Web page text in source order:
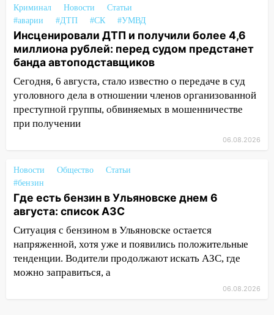
из Европы и потерял 760 тысяч рублей
12:20 В Чердаклинском районе
столкнулись «Лада» и Chevrolet:
пострадал 14-летний подросток
12:00
Где есть бензин в Ульяновске 7
августа: список АЗС
11:50 Заснул рядом с ребёнком и
случайно задушил его: суд вынес
11:38
В Ленинском районе пожар
полностью уничтожил дачный дом и
сарай
11:38 В Госдуме предложили отменить
ЕГЭ с 2027 года
11:25 В Ульяновске ИИ будет выявлять
нарушителей на контейнерных
площадках
Криминал Новости
Статьи
#аварии
#ДТП #СК #УМВД
Инсценировали ДТП и получили более 4,6
миллиона рублей: перед судом предстанет
банда автоподставщиков
Сегодня, 6 августа, стало известно о передаче в суд
уголовного дела в отношении членов организованной
преступной группы, обвиняемых в мошенничестве
при получении
06.08.2026
Новости Общество
Статьи
#бензин
Где есть бензин в Ульяновске днем 6
августа: список АЗС
Ситуация с бензином в Ульяновске остается
напряженной, хотя уже и появились положительные
тенденции. Водители продолжают искать АЗС, где
можно заправиться, а
06.08.2026